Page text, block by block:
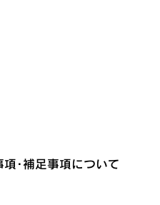
・補足事項について